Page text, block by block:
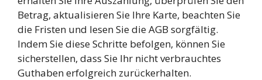
Betrag, aktualisieren Sie Ihre Karte, beachten Sie
die Fristen und lesen Sie die AGB sorgfältig.
Indem Sie diese Schritte befolgen, können Sie
sicherstellen, dass Sie Ihr nicht verbrauchtes
Guthaben erfolgreich zurückerhalten.